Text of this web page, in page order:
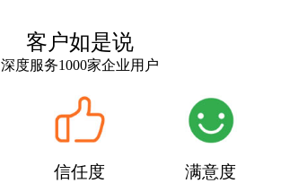
客户如是说
深度服务1000家企业用户
信任度 满意度